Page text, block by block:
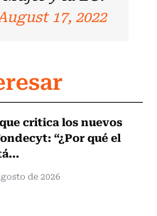
17, 2022
critica los nuevos
“¿Por qué el
de 2026